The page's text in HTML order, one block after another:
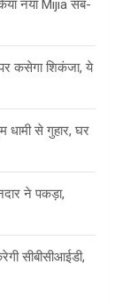
नया Mijia सब-
कसेगा शिकंजा, ये
से गुहार, घर
ने पकड़ा,
सीबीसीआईडी,